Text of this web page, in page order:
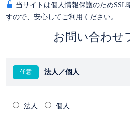
当サイトは個人情報保護のためSSL
すので、安心してご利用ください。
お問い合わせ
法人／個人
法人 個人